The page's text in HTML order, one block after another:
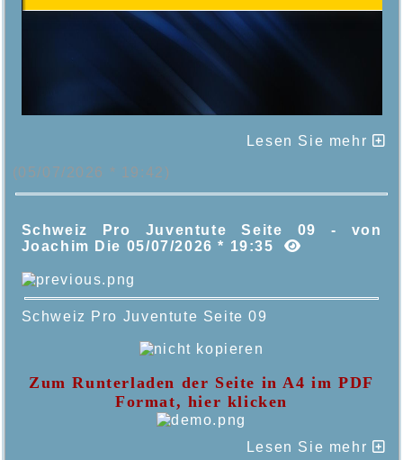
Lesen Sie mehr
(05/07/2026 * 19:42)
Schweiz Pro Juventute Seite 09 - von
Joachim Die 05/07/2026 * 19:35
Schweiz Pro Juventute Seite 09
Zum Runterladen der Seite in A4 im PDF
Format, hier klicken
Lesen Sie mehr